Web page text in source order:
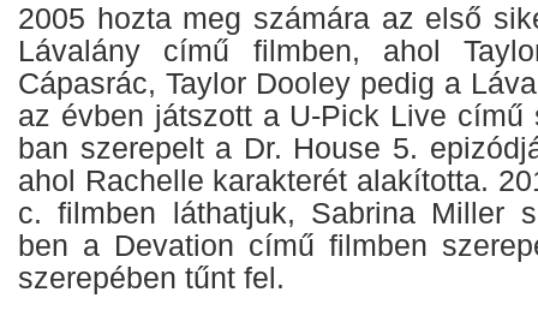
2005 hozta meg számára az első
Lávalány című filmben, ahol
Cápasrác, Taylor Dooley pedig a
az évben játszott a U-Pick Live című
ban szerepelt a Dr. House 5.
ahol Rachelle karakterét alakította.
c. filmben láthatjuk, Sabrina Miller
ben a Devation című filmben
szerepében tűnt fel.